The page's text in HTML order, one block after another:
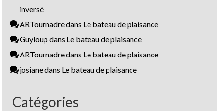
inversé
ARTournadredans Le bateau de plaisance
Guyloup dans Le bateau de plaisance
ARTournadredans Le bateau de plaisance
josianedans Le bateau de plaisance
Catégories